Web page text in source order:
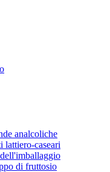
analcoliche
lattiero-caseari
di fruttosio